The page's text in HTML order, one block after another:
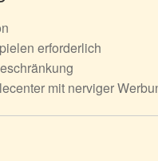
erforderlich
mit nerviger